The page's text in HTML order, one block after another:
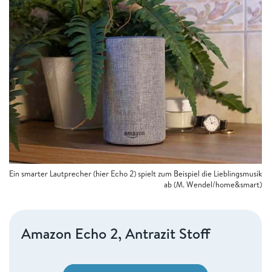
Ein smarter Lautprecher (hier Echo 2) spielt zum Beispiel die Lieblingsmusik
ab (M. Wendel/home&smart)
Amazon Echo 2, Antrazit Stoff